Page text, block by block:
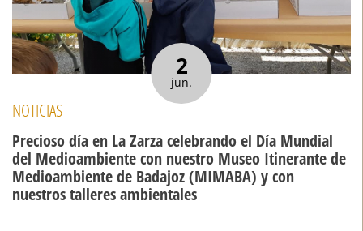
2
jun.
NOTICIAS
Precioso día en La Zarza celebrando el Día Mundial
del Medioambiente con nuestro Museo Itinerante de
Medioambiente de Badajoz (MIMABA) y con
nuestros talleres ambientales